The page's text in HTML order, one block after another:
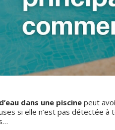
dans une piscinepeut
si elle n’est pas détectée à